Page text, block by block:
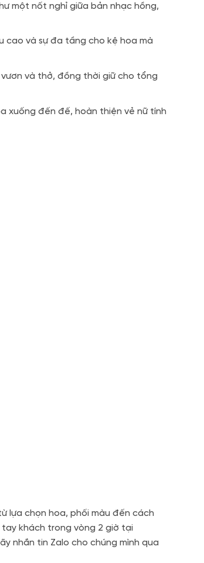
một nốt nghỉ giữa bản nhạc hồng,
cao và sự đa tầng cho kệ hoa mà
và thở, đồng thời giữ cho tổng
xuống đến đế, hoàn thiện vẻ nữ tính
lựa chọn hoa, phối màu đến cách
khách trong vòng 2 giờ tại
nhắn tin Zalo cho chúng mình qua